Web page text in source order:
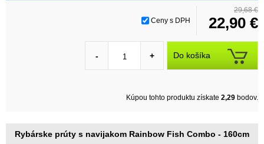
Ceny s DPH
29,68 €
22,90 €
Do košíka
- +
Kúpou tohto produktu získate 2,29 bodov.
Rybárske prúty s navijakom Rainbow Fish Combo - 160cm